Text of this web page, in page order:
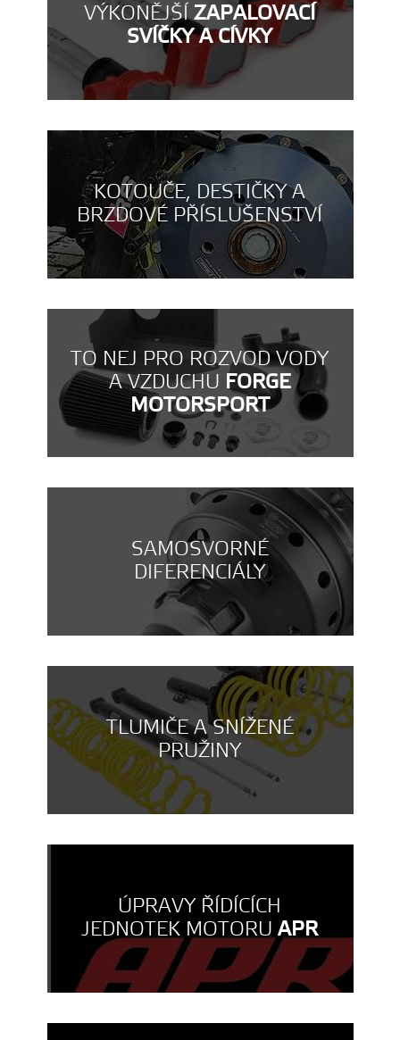
VÝKONĚJŠÍZAPALOVACÍ
SVÍČKY A CÍVKY
KOTOUČE, DESTIČKY A
BRZDOVÉ PŘÍSLUŠENSTVÍ
TO NEJ PRO ROZVOD VODY
A VZDUCHU FORGE
MOTORSPORT
SAMOSVORNÉ
DIFERENCIÁLY
TLUMIČE A SNÍŽENÉ
PRUŽINY
ÚPRAVY ŘÍDÍCÍCH
JEDNOTEK MOTORUAPR